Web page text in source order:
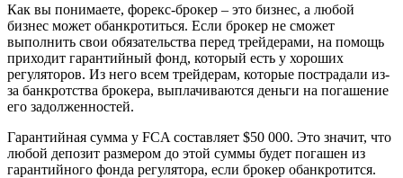
Как вы понимаете, форекс-брокер – это бизнес, а любой
бизнес может обанкротиться. Если брокер не сможет
выполнить свои обязательства перед трейдерами, на помощь
приходит гарантийный фонд, который есть у хороших
регуляторов. Из него всем трейдерам, которые пострадали из-
за банкротства брокера, выплачиваются деньги на погашение
его задолженностей.
Гарантийная сумма у FCA составляет $50 000. Это значит, что
любой депозит размером до этой суммы будет погашен из
гарантийного фонда регулятора, если брокер обанкротится.